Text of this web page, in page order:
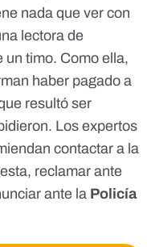
nada que ver con
lectora de
un timo. Como ella,
haber pagadoa
resultó ser
. Los expertos
contactar a la
reclamar ante
ante la Policía